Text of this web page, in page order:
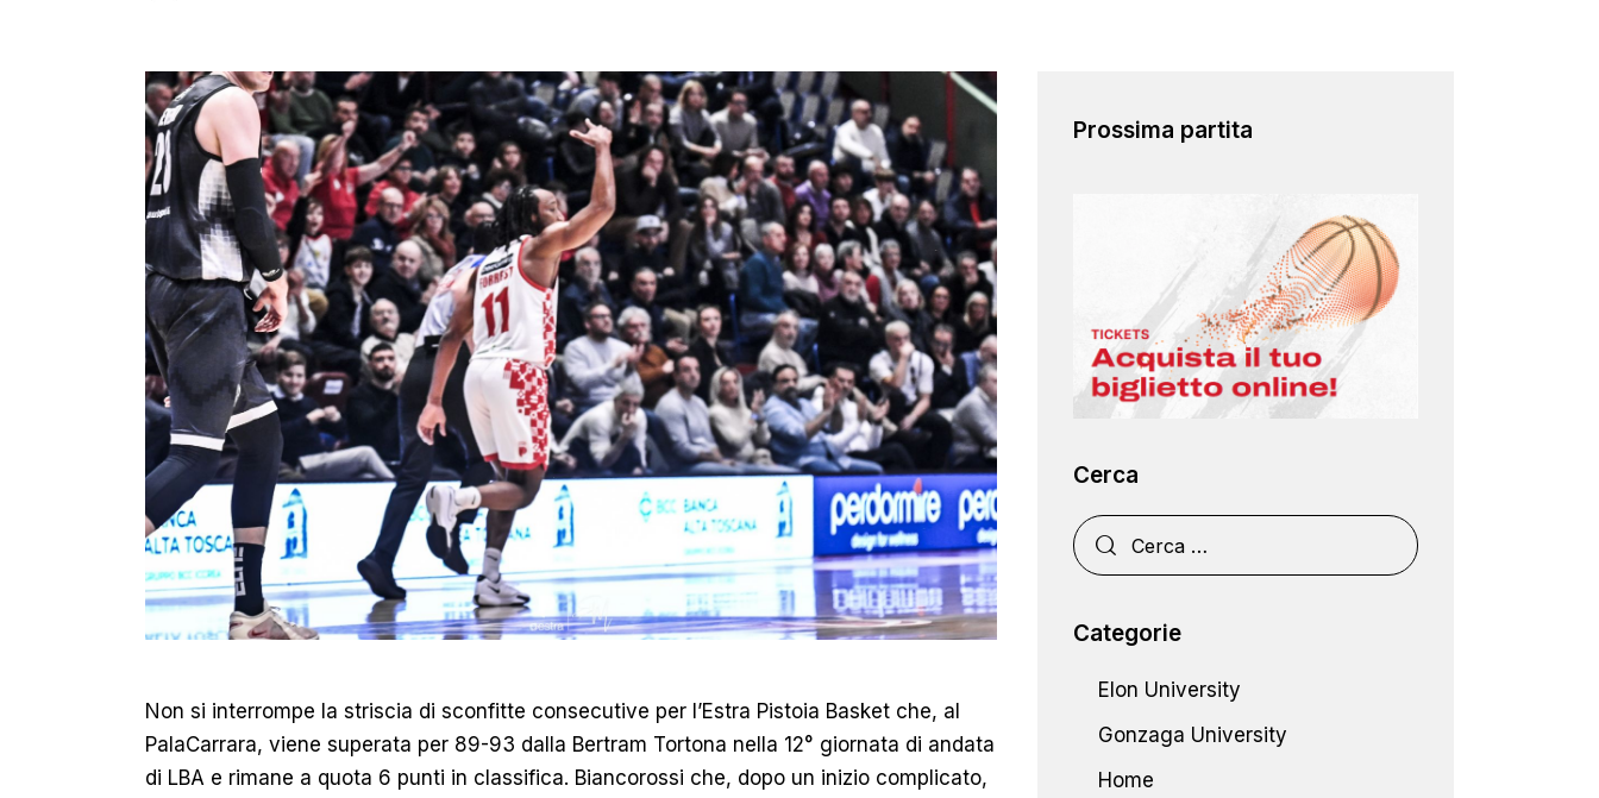
Non si interrompe la striscia di sconfitte consecutive per l’Estra Pistoia Basket che, al
PalaCarrara, viene superata per 89-93 dalla Bertram Tortona nella 12° giornata di andata
di LBA e rimane a quota 6 punti in classifica. Biancorossi che, dopo un inizio complicato,
Prossima partita
Cerca
Categorie
Elon University
Gonzaga University
Home